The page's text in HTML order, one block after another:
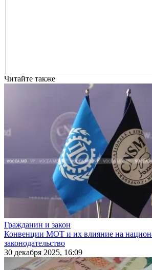
Читайте также
Гражданин и закон
Конвенции МОТ и их влияние на
законодательство
30 декабря 2025, 16:09